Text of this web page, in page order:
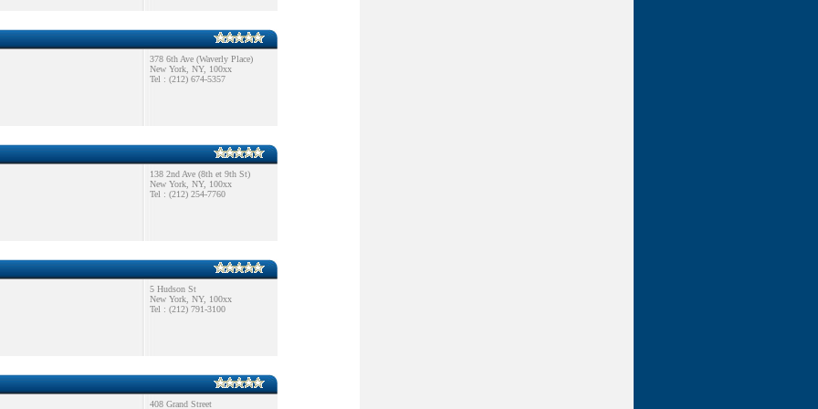
378 6th Ave (Waverly Place)
New York, NY, 100xx
Tel : (212) 674-5357
138 2nd Ave (8th et 9th St)
New York, NY, 100xx
Tel : (212) 254-7760
5 Hudson St
New York, NY, 100xx
Tel : (212) 791-3100
408 Grand Street